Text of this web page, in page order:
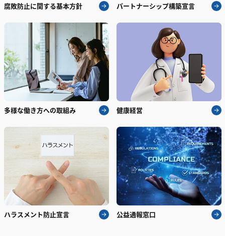
腐敗防止に関する基本方針 パートナーシップ構築宣言
多様な働き方への取組み 健康経営
ハラスメント防止宣言 公益通報窓口